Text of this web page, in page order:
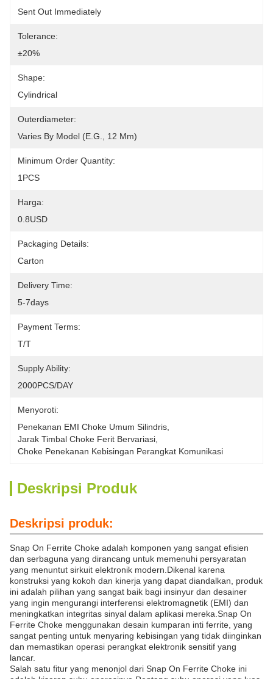
Sent Out Immediately
Tolerance:
±20%
Shape:
Cylindrical
Outerdiameter:
Varies By Model (e.g., 12 Mm)
Minimum Order Quantity:
1PCS
Harga:
0.8USD
Packaging Details:
Carton
Delivery Time:
5-7days
Payment Terms:
T/T
Supply Ability:
2000PCS/DAY
Menyoroti:
Penekanan EMI Choke Umum Silindris
Jarak Timbal Choke Ferit Bervariasi
Choke Penekanan Kebisingan Perangkat Komunikasi
Deskripsi Produk
Deskripsi produk:
Snap On Ferrite Choke adalah komponen yang sangat efisien
dan serbaguna yang dirancang untuk memenuhi persyaratan
yang menuntut sirkuit elektronik modern.Dikenal karena
konstruksi yang kokoh dan kinerja yang dapat diandalkan, produk
ini adalah pilihan yang sangat baik bagi insinyur dan desainer
yang ingin mengurangi interferensi elektromagnetik (EMI) dan
meningkatkan integritas sinyal dalam aplikasi mereka.Snap On
Ferrite Choke menggunakan desain kumparan inti ferrite, yang
sangat penting untuk menyaring kebisingan yang tidak diinginkan
dan memastikan operasi perangkat elektronik sensitif yang
lancar.
Salah satu fitur yang menonjol dari Snap On Ferrite Choke ini